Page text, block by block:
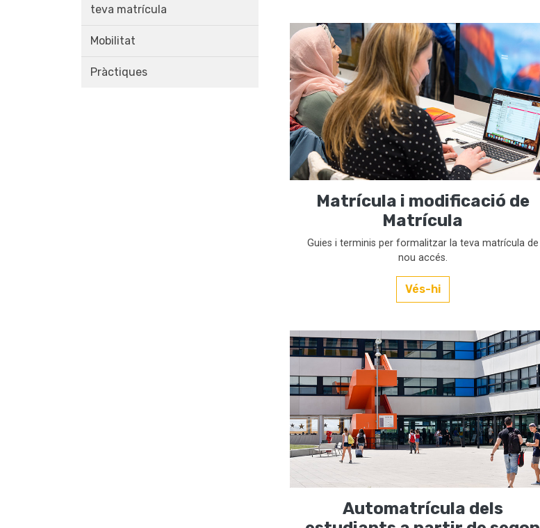
teva matrícula
Mobilitat
Pràctiques
Matrícula i modificació de
Matrícula
Guies i terminis per formalitzar la teva matrícula de
nou accés.
Vés-hi
Automatrícula dels